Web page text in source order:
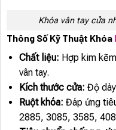
Khóa vân tay cửa
Thông Số Kỹ Thuật Khóa
Chất liệu: Hợp kim
vân tay.
Kích thước cửa: Độ
Ruột khóa: Đáp ứng
2885, 3085, 3585,